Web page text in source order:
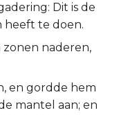
Dit is de
heeft te doen.
zonen naderen,
en gordde hem
mantel aan; en